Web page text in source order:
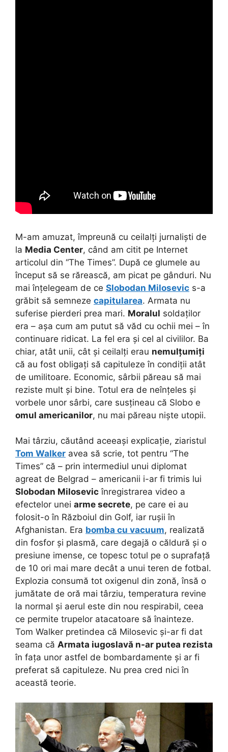
M-am amuzat, împreună cu ceilalți jurnaliști de
la Media Center, când am citit pe Internet
articolul din “The Times”. După ce glumele au
început să se rărească, am picat pe gânduri. Nu
mai înțelegeam de ce Slobodan Milosevic s-a
grăbit să semneze capitularea. Armata nu
suferise pierderi prea mari. Moralul soldaților
era – așa cum am putut să văd cu ochii mei – în
continuare ridicat. La fel era și cel al civililor. Ba
chiar, atât unii, cât și ceilalți erau nemulțumiți
că au fost obligați să capituleze în condiții atât
de umilitoare. Economic, sârbii păreau să mai
reziste mult și bine. Totul era de neînțeles și
vorbele unor sârbi, care susțineau că Slobo e
omul americanilor, nu mai păreau niște utopii.
Mai târziu, căutând aceeași explicație, ziaristul
Tom Walker avea să scrie, tot pentru “The
Times” că – prin intermediul unui diplomat
agreat de Belgrad – americanii i-ar fi trimis lui
Slobodan Milosevic înregistrarea video a
efectelor unei arme secrete, pe care ei au
folosit-o în Războiul din Golf, iar rușii în
Afghanistan. Era bomba cu vacuum, realizată
din fosfor și plasmă, care degajă o căldură și o
presiune imense, ce topesc totul pe o suprafață
de 10 ori mai mare decât a unui teren de fotbal.
Explozia consumă tot oxigenul din zonă, însă o
jumătate de oră mai târziu, temperatura revine
la normal și aerul este din nou respirabil, ceea
ce permite trupelor atacatoare să înainteze.
Tom Walker pretindea că Milosevic și-ar fi dat
seama că Armata iugoslavă n-ar putea rezista
în fața unor astfel de bombardamente și ar fi
preferat să capituleze. Nu prea cred nici în
această teorie.